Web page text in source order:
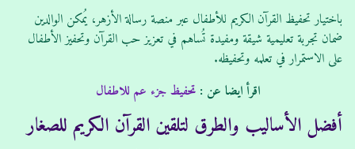
باختيار تحفيظ القرآن الكريم للأطفال عبر منصة رسالة الأزهر، يُمكن الوالدين
ضمان تجربة تعليمية شيقة ومفيدة تُساهم في تعزيز حب القرآن وتحفيز الأطفال
على الاستمرار في تعلمه وتحفيظه.
اقرأ ايضا عن :تحفيظ جزء عم للاطفال
أفضل الأساليب والطرق لتلقين القرآن الكريم للصغار